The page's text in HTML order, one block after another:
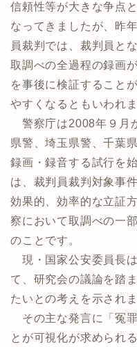
信頼性等が大きな争点
なってきましたが、昨
員裁判では、裁判員と
取調べの全過程の録画
を事後に検証すること
やすくなるともいわれま
警察庁は2008年９月
県警、埼玉県警、千葉
録画・録音する試行を
は、裁判員裁判対象事
効果的、効率的な立証
察において取調べの一
のことです。
現・国家公安委員長
て、研究会の議論を踏
たいとの考えを示されま
その主な発言に「冤
とが可視化が求められ